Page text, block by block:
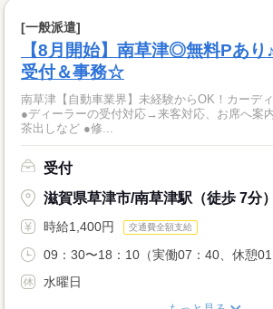
[一般派遣]
【8月開始】南草津◎無料Pあり
受付＆事務☆
南草津【自動車業界】未経験からOK！カーデ
●ディーラーの受付対応→来客対応、お席へ案
茶出しなど ●修...
受付
滋賀県草津市/南草津駅（徒歩 7分）
時給1,400円 交通費全額支給
09：30〜18：10（実働07：40、休憩01
水曜日